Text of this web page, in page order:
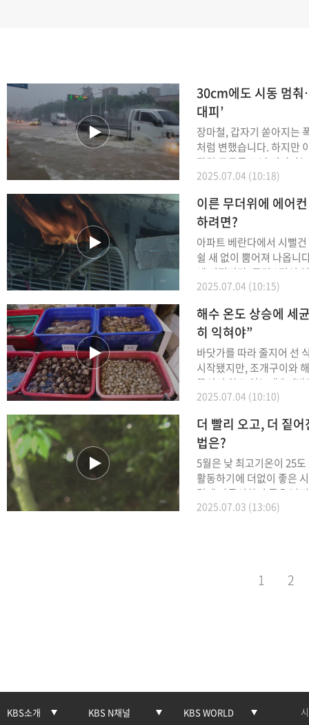
30cm에도 시동 멈
대피’
장마철, 갑자기 쏟아지는
처럼 변했습니다. 하지만 이런 상황에서도 물에
잠긴 도로를 그냥 지나가
요. 실제로 도로에 빗물이 30cm만 차도 차가 미
2025.07.04 (10:18)
이른 무더위에 에어
하려면?
아파트 베란다에서 시뻘
쉴 새 없이 뿜어져 나옵니다. 불은 한 시간
에 꺼졌지만, 주민 9명이
를 받았고 22명이 긴급 대피했는
실에서 처음 시작됐습니다.
2025.07.04 (10:15)
해수 온도 상승에
히 익혀야”
바닷가를 따라 줄지어 선 식당들. 초
시작됐지만, 조개구이와
끊이지 않고 있는데요. [박진서/서울 강서구 :
"바닷가 올 때마다 조개구
2025.07.04 (10:10)
더 빨리 오고, 더 짙
법은?
5월은 낮 최고기온이 25
활동하기에 더없이 좋은 시기입
렇게 나들이하기 좋은 날
해 괴로움을 호소하는 사람
2025.07.03 (13:06)
1 2
KBS소개 KBS N채널 KBS WORLD